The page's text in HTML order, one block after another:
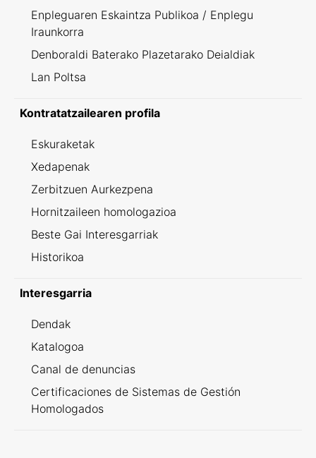
Enpleguaren Eskaintza Publikoa / Enplegu
Iraunkorra
Denboraldi Baterako Plazetarako Deialdiak
Lan Poltsa
Kontratatzailearen profila
Eskuraketak
Xedapenak
Zerbitzuen Aurkezpena
Hornitzaileen homologazioa
Beste Gai Interesgarriak
Historikoa
Interesgarria
Dendak
Katalogoa
Canal de denuncias
Certificaciones de Sistemas de Gestión
Homologados